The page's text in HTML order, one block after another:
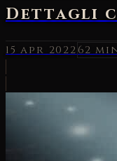
Dettagli
15 apr 202262